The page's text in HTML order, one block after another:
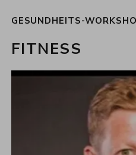
GESUNDHEITS-
FITNESS